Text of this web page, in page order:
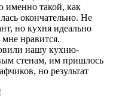
именно такой, как
окончательно. Не
но кухня идеально
нравится.
нашу кухню-
стенам, им пришлось
но результат